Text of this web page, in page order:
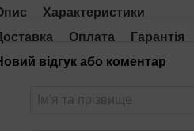
Характеристики
Оплата
Гарантія
відгук або коментар